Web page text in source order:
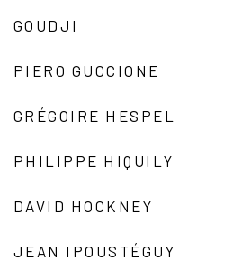
GOUDJI
PIERO GUCCIONE
GRÉGOIRE HESPEL
PHILIPPE HIQUILY
DAVID HOCKNEY
JEAN IPOUSTÉGUY